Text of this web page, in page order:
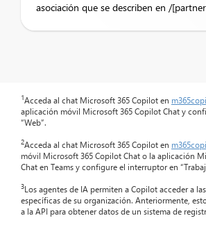
asociación que se describen en /
1Acceda al chat Microsoft 365 Copilot en
aplicación móvil Microsoft 365 Copilot Chat y
“Web”.
2Acceda al chat Microsoft 365 Copilot en
móvil Microsoft 365 Copilot Chat o la aplicación
Chat en Teams y configure el interruptor en
3Los agentes de IA permiten a Copilot acceder a
específicas de su organización. Anteriormente,
a la API para obtener datos de un sistema de